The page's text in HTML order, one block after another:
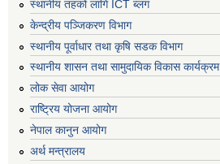
स्थानीय तहको लागि ICT ब्लग
केन्द्रीय पञ्जिकरण विभाग
स्थानीय पूर्वाधार तथा कृषि सडक विभाग
स्थानीय शासन तथा सामुदायिक विकास कार्यक्रम
लोक सेवा आयोग
राष्ट्रिय योजना आयोग
नेपाल कानुन आयोग
अर्थ मन्त्रालय